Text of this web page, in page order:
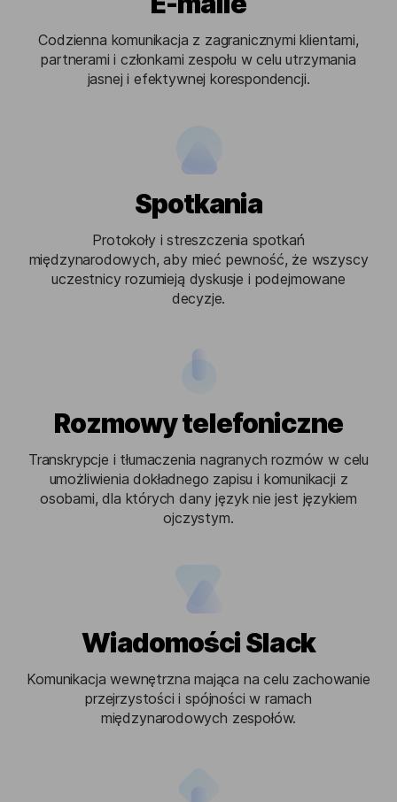
Codzienna komunikacja z zagranicznymi klientami,
partnerami i członkami zespołu w celu utrzymania
jasnej i efektywnej korespondencji.
Spotkania
Protokoły i streszczenia spotkań
międzynarodowych, aby mieć pewność, że wszyscy
uczestnicy rozumieją dyskusje i podejmowane
decyzje.
Rozmowy telefoniczne
Transkrypcje i tłumaczenia nagranych rozmów w celu
umożliwienia dokładnego zapisu i komunikacji z
osobami, dla których dany język nie jest językiem
ojczystym.
Wiadomości Slack
Komunikacja wewnętrzna mająca na celu zachowanie
przejrzystości i spójności w ramach
międzynarodowych zespołów.